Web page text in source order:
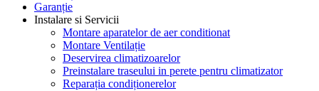
Garanție
Instalare si Servicii
Montare aparatelor de aer conditionat
Montare Ventilație
Deservirea climatizoarelor
Preinstalare traseului in perete pentru climatizator
Reparația condiționerelor